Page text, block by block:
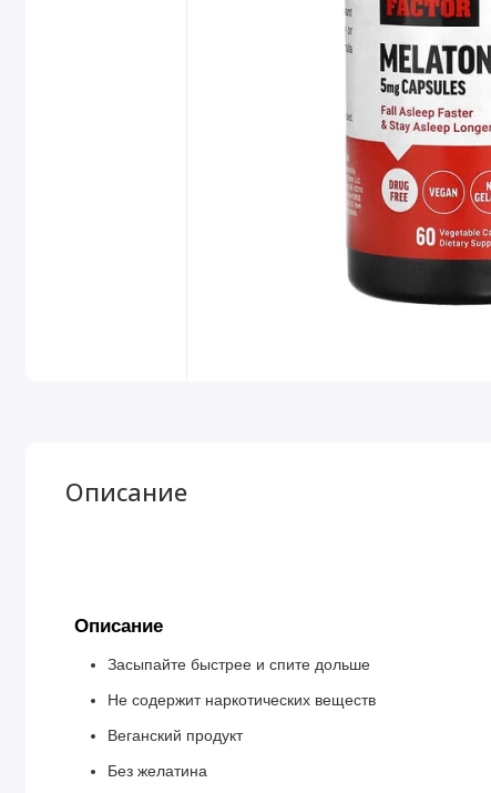
Описание
Описание
Засыпайте быстрее и спите дольше
Не содержит наркотических веществ
Веганский продукт
Без желатина